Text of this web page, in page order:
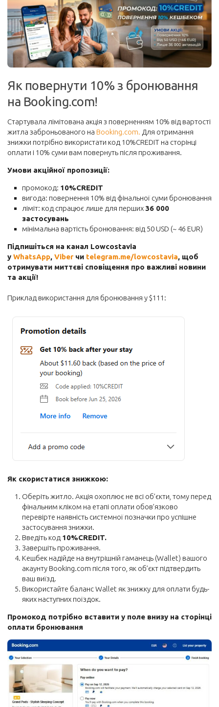
Корисне
Візи та безвіз
Інше
Блоги мандрівників
Новини
Автобуси
Порадник
Про сайт
Забронювати
Авіаквитки на будь-який напрямок
Авіаквитки лоукостів
Пакетні тури
Готель
Автобусні квитки
Залізничні квитки
Авто
Страхування
Як повернути 10% з бронювання
на Booking.com!
Стартувала лімітована акція з поверненням 10% від вартості
житла заброньованого на Booking.com. Для отримання
знижки потрібно використати код 10%CREDIT на сторінці
оплати і 10% суми вам повернуть після проживання.
Умови акційної пропозиції:
промокод: 10%CREDIT
вигода: повернення 10% від фінальної суми бронювання
ліміт: код спрацює лише для перших36 000
застосувань
мінімальна вартість бронювання: від 50 USD (~ 46 EUR)
Підпишіться на канал Lowcostavia
у WhatsApp, Viber чи telegram.me/lowcostavia, щоб
отримувати миттєві сповіщення про важливі новини
та акції!
Приклад використання для бронювання у $111:
Як скористатися знижкою:
Оберіть житло. Акція охоплює не всі об’єкти, тому перед
фінальним кліком на етапі оплати обов’язково
перевірте наявність системної позначки про успішне
застосування знижки.
Введіть код 10%CREDIT.
Завершіть проживання.
Кешбек надійде на внутрішній гаманець (Wallet) вашого
акаунту Booking.com після того, як об’єкт підтвердить
ваш виїзд.
Використайте баланс Wallet як знижку для оплати будь-
яких наступних поїздок.
Промокод потрібно вставити у поле внизу на сторінці
оплати бронювання